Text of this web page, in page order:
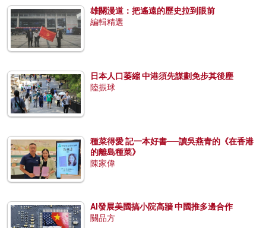
雄關漫道：把遙遠的歷史拉到眼前
編輯精選
日本人口萎縮 中港須先謀劃免步其後塵
陸振球
種菜得愛 記一本好書──讀吳燕青的《在香港
的離島種菜》
陳家偉
AI發展美國搞小院高牆 中國推多邊合作
關品方